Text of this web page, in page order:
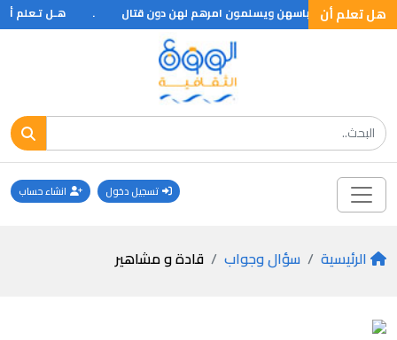
هل تعلم أنيخشون باسهن ويسلمون امرهم لهن دون قتال هـل تـعلم أن
تسجيل دخول انشاء حساب
الرئيسية سؤال وجواب قادة و مشاهير